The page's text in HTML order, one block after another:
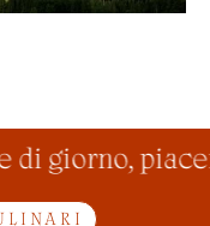
di giorno,